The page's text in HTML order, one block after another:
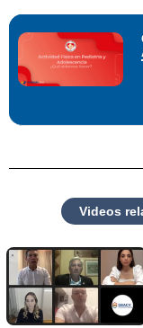
Videos